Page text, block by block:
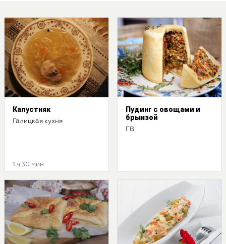
Капустняк
Галицкая кухня
1 ч 30 мин
Пудинг с овощами и
брынзой
ГВ